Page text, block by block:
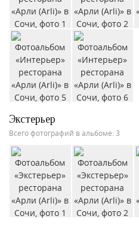
Экстерьер
Всего фотографий в альбоме: 3